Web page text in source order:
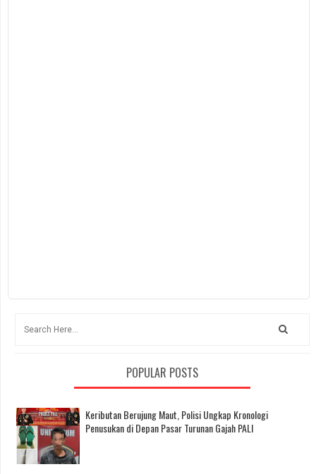
POPULAR POSTS
Keributan Berujung Maut, Polisi Ungkap Kronologi
Penusukan di Depan Pasar Turunan Gajah PALI